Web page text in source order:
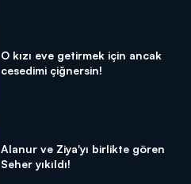
O kızı eve getirmek için ancak
cesedimi çiğnersin!
Alanur ve Ziya'yı birlikte gören
Seher yıkıldı!